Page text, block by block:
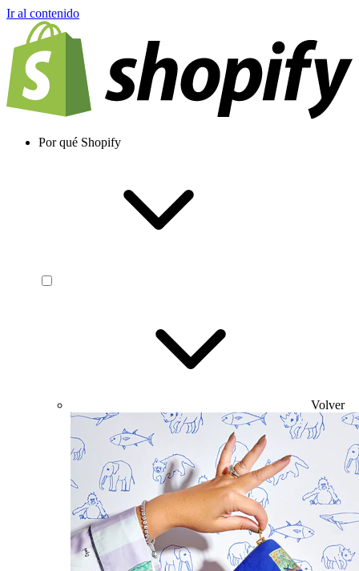
Ir al contenido
Por qué Shopify
Volver